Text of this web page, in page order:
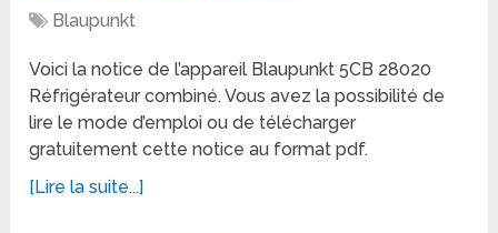
Blaupunkt
Voici la notice de l’appareil Blaupunkt 5CB 28020
Réfrigérateur combiné. Vous avez la possibilité de
lire le mode d’emploi ou de télécharger
gratuitement cette notice au format pdf.
[Lire la suite...]